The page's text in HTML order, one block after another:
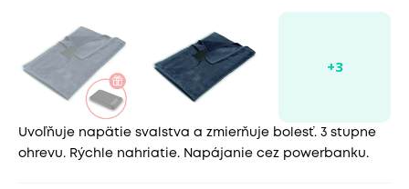
Uvoľňuje napätie svalstva a zmierňuje bolesť. 3 stupne
ohrevu. Rýchle nahriatie. Napájanie cez powerbanku.